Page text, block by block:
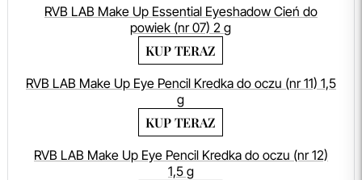
RVB LAB Make Up Essential Eyeshadow Cień do
powiek (nr 07) 2 g
KUP TERAZ
RVB LAB Make Up Eye Pencil Kredka do oczu (nr 11) 1,5
g
KUP TERAZ
RVB LAB Make Up Eye Pencil Kredka do oczu (nr 12)
1,5 g